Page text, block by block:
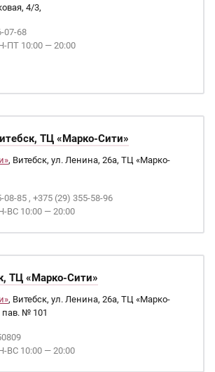
4/3,
07-68
ПТ 10:00 — 20:00
ТЦ «Марко-Сити»
, Витебск, ул. Ленина, 26а, ТЦ «Марко-
08-85 , +375 (29) 355-58-96
ВС 10:00 — 20:00
ТЦ «Марко-Сити»
, Витебск, ул. Ленина, 26а, ТЦ «Марко-
пав. № 101
ВС 10:00 — 20:00